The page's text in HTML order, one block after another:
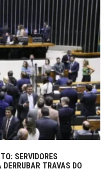
SERVIDORES
TRAVAS DO